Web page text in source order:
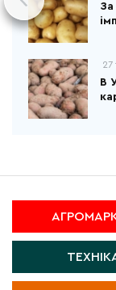
За
27
В